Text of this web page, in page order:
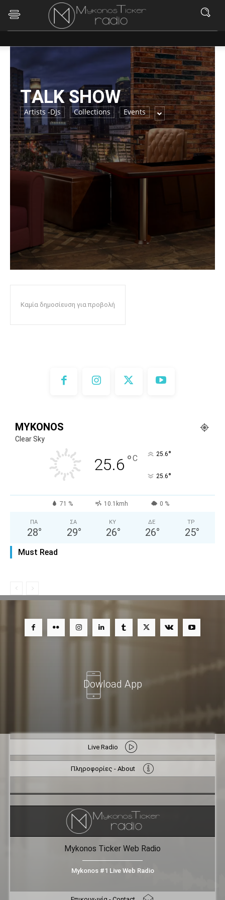
ΤALK SHOW
Artists -DJs Collections Events
Καμία δημοσίευση για προβολή
MYKONOS
Clear Sky
25.6 °C 25.6°
25.6°
71 % 10.1kmh 0 %
ΠΑ
28°
ΣΑ
29°
ΚΥ
26°
ΔΕ
26°
ΤΡ
25°
Must Read
Dowload App
Live Radio
Πληροφορίες - About
Mykonos Ticker Web Radio
Mykonos #1 Live Web Radio